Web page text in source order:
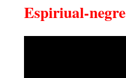
Espiriual-negre